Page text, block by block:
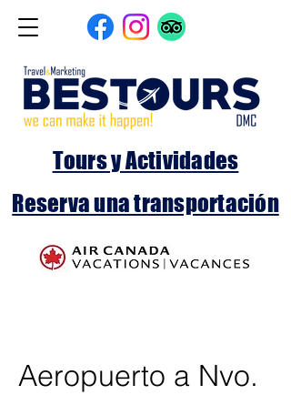
Reserva una transportación
Tours y Actividades
Aeropuerto a Nvo.